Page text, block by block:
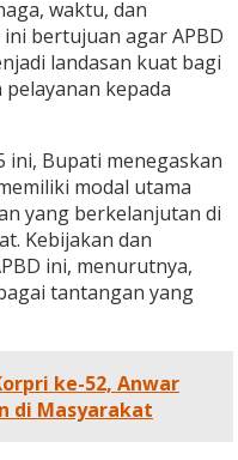
waktu, dan
bertujuan agar APBD
landasan kuat bagi
kepada
ini, Bupati menegaskan
modal utama
yang berkelanjutan di
Kebijakan dan
ini, menurutnya,
tantangan yang
ke-52, Anwar
di Masyarakat